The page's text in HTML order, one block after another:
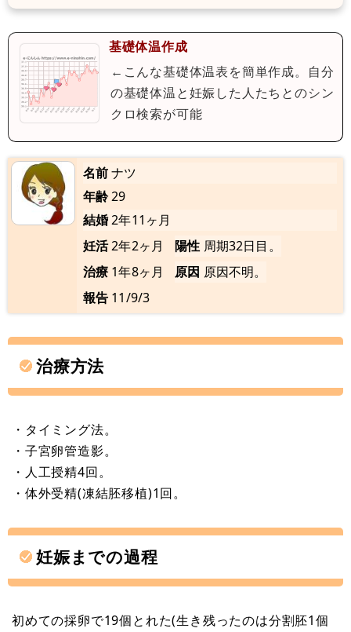
基礎体温作成
←こんな基礎体温表を簡単作成。自分
の基礎体温と妊娠した人たちとのシン
クロ検索が可能
名前ナツ
年齢29
結婚2年11ヶ月
妊活2年2ヶ月 陽性 周期32日目。
治療 1年8ヶ月 原因 原因不明。
報告 11/9/3
治療方法
・タイミング法。
・子宮卵管造影。
・人工授精4回。
・体外受精(凍結胚移植)1回。
妊娠までの過程
初めての採卵で19個とれた(生き残ったのは分割胚1個